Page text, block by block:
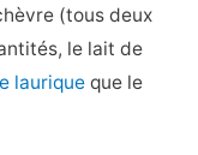
(tous deux
le lait de
laurique que le